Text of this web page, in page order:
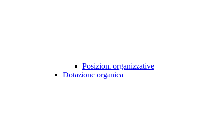
Posizioni organizzative
Dotazione organica